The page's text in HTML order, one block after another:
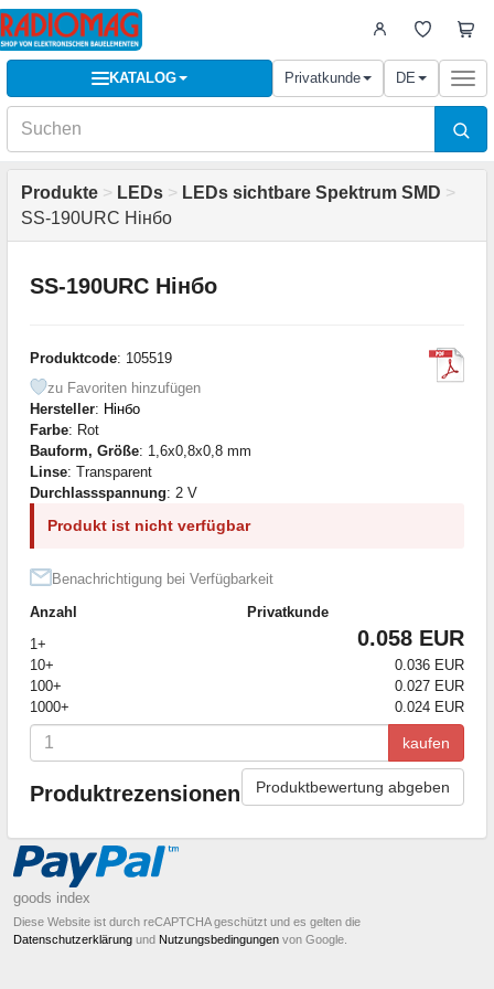
KATALOG Privatkunde DE
Produkte > LEDs > LEDs sichtbare Spektrum SMD >
SS-190URC Нінбо
SS-190URC Нінбо
Produktcode: 105519
zu Favoriten hinzufügen
Hersteller: Нінбо
Farbe: Rot
Bauform, Größe: 1,6x0,8x0,8 mm
Linse: Transparent
Durchlassspannung: 2 V
Produkt ist nicht verfügbar
Benachrichtigung bei Verfügbarkeit
Anzahl
Privatkunde
1+
0.058 EUR
10+
0.036 EUR
100+
0.027 EUR
1000+
0.024 EUR
kaufen
Produktrezensionen Produktbewertung abgeben
goods index
Diese Website ist durch reCAPTCHA geschützt und es gelten die
Datenschutzerklärung und Nutzungsbedingungen von Google.